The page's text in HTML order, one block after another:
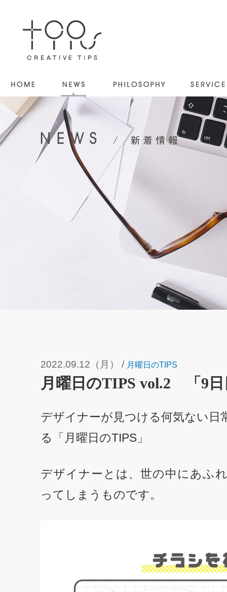
2022.09.12（月） / 月曜日のTIPS
月曜日のTIPS vol.2 「9日
デザイナーが見つける何気ない日
る「月曜日のTIPS」
デザイナーとは、世の中にあふ
ってしまうものです。